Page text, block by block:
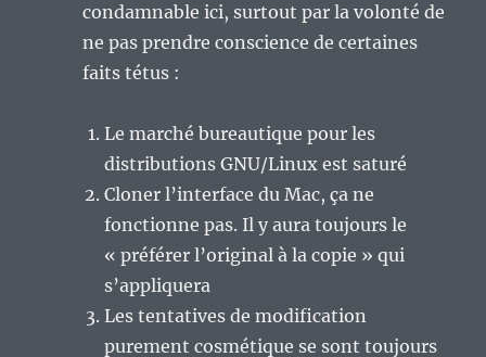
condamnable ici, surtout par la volonté de
ne pas prendre conscience de certaines
faits tétus :
Le marché bureautique pour les
distributions GNU/Linux est saturé
Cloner l’interface du Mac, ça ne
fonctionne pas. Il y aura toujours le
« préférer l’original à la copie » qui
s’appliquera
Les tentatives de modification
purement cosmétique se sont toujours